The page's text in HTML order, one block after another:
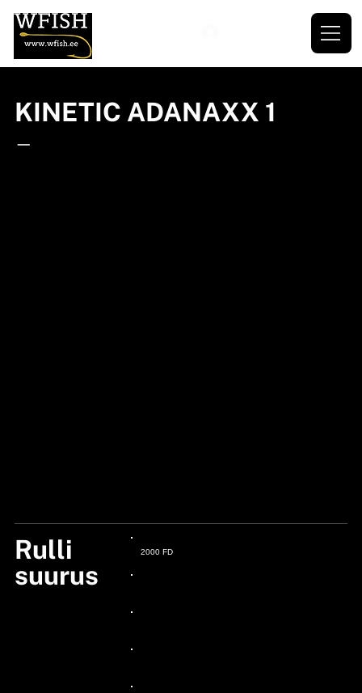
2000 FD
Rulli
suurus
KINETIC ADANAXX 1
—